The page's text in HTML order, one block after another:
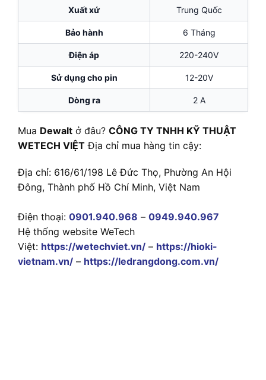
Xuất xứ Trung Quốc
Bảo hành 6 Tháng
Điện áp 220-240V
Sử dụng cho pin 12-20V
Dòng ra 2 A
Mua Dewalt ở đâu? CÔNG TY TNHH KỸ THUẬT
WETECH VIỆT Địa chỉ mua hàng tin cậy:
Địa chỉ: 616/61/198 Lê Đức Thọ, Phường An Hội
Đông, Thành phố Hồ Chí Minh, Việt Nam
Điện thoại: 0901.940.968 – 0949.940.967
Hệ thống website WeTech
Việt: https://wetechviet.vn/ – https://hioki-
vietnam.vn/ – https://ledrangdong.com.vn/